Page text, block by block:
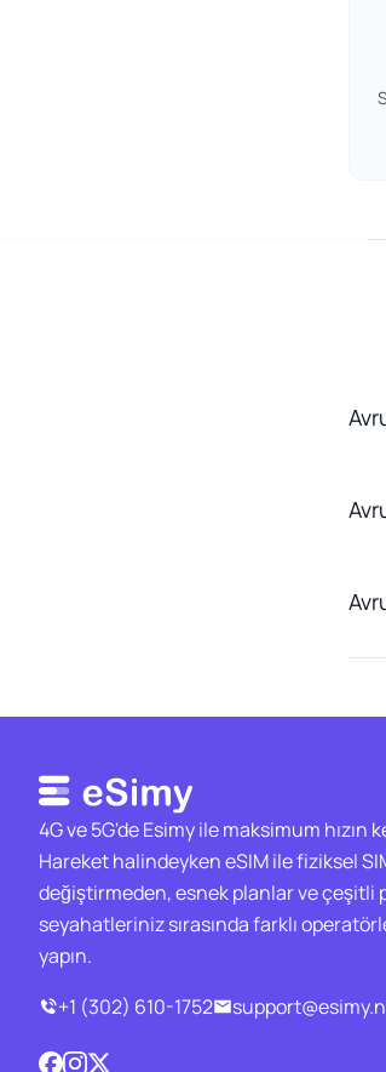
4G ve 5G'de Esimy ile maksimum hızın
Hareket halindeyken eSIM ile fiziksel
değiştirmeden, esnek planlar ve çeşitli
seyahatleriniz sırasında farklı
yapın.
+1 (302) 610-1752